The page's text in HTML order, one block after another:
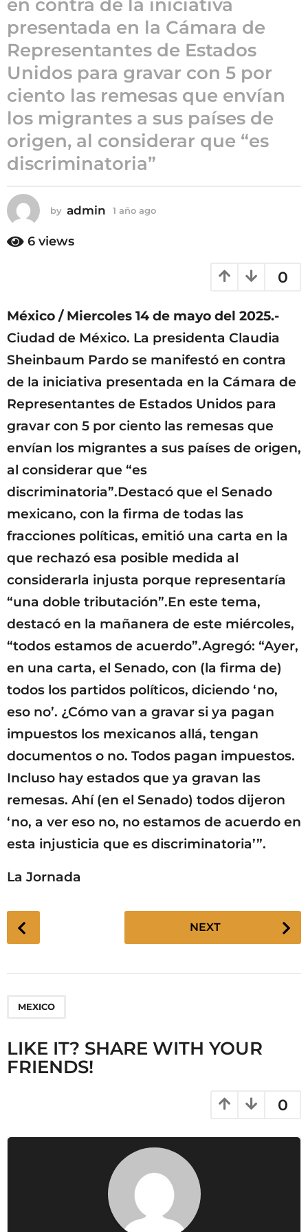
ñ
o
a
g
o
en contra de la iniciativa
presentada en la Cámara de
Representantes de Estados
Unidos para gravar con 5 por
ciento las remesas que envían
los migrantes a sus países de
origen, al considerar que “es
discriminatoria”
by admin 1 año ago
6 views
0
México / Miercoles 14 de mayo del 2025.-
Ciudad de México. La presidenta Claudia
Sheinbaum Pardo se manifestó en contra
de la iniciativa presentada en la Cámara de
Representantes de Estados Unidos para
gravar con 5 por ciento las remesas que
envían los migrantes a sus países de origen,
al considerar que “es
discriminatoria”.Destacó que el Senado
mexicano, con la firma de todas las
fracciones políticas, emitió una carta en la
que rechazó esa posible medida al
considerarla injusta porque representaría
“una doble tributación”.En este tema,
destacó en la mañanera de este miércoles,
“todos estamos de acuerdo”.Agregó: “Ayer,
en una carta, el Senado, con (la firma de)
todos los partidos políticos, diciendo ‘no,
eso no’. ¿Cómo van a gravar si ya pagan
impuestos los mexicanos allá, tengan
documentos o no. Todos pagan impuestos.
Incluso hay estados que ya gravan las
remesas. Ahí (en el Senado) todos dijeron
‘no, a ver eso no, no estamos de acuerdo en
esta injusticia que es discriminatoria’”.
La Jornada
P
o
i
n
o
NEXT
MEXICO
LIKE IT? SHARE WITH YOUR
FRIENDS!
0